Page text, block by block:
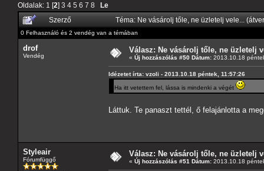
Oldalak: 1 [2] 3 4 5 6 7 8
Le
Szerző
Téma: Ne vásárolj tőle, ne üzletelj vele...
0 Felhasználó és 2 vendég van a témában
drof
Vendég
Válasz: Ne vásárolj tőle, ne üzletelj
« Új hozzászólás #50 Dátum: 2013.10.18
Idézetet írta: vzoli - 2013.10.18 péntek, 11:57:26
Ha itt vetettem fel, lássa is mindenki a végét
Láttuk. Te panaszt tettél, ő felajánlotta a
Styleair
Fórumfüggő
Válasz: Ne vásárolj tőle, ne üzletelj
« Új hozzászólás #51 Dátum: 2013.10.18